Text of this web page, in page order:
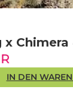
x Chimera
IN DEN